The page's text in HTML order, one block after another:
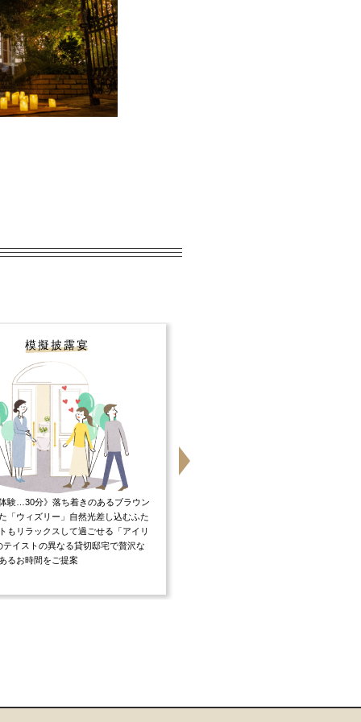
模擬披露宴
体験…30分》落ち着きのあるブラウン
「ウィズリー」自然光差し込むふた
もリラックスして過ごせる「アイリ
テイストの異なる貸切邸宅で贅沢な
るお時間をご提案